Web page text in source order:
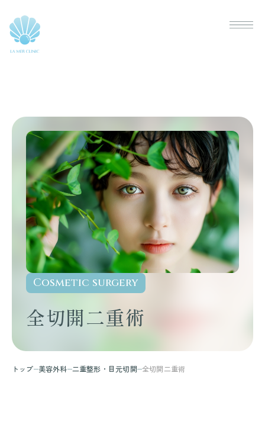
Cosmetic surgery
全切開二重術
トップ 美容外科 二重整形・目元切開 全切開二重術